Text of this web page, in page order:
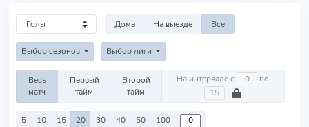
Дома На выезде Все
Выбор сезонов Выбор лиги
Весь
матч
Первый
тайм
Второй
тайм
На интервале с по
5 10 15 20 30 40 50 100